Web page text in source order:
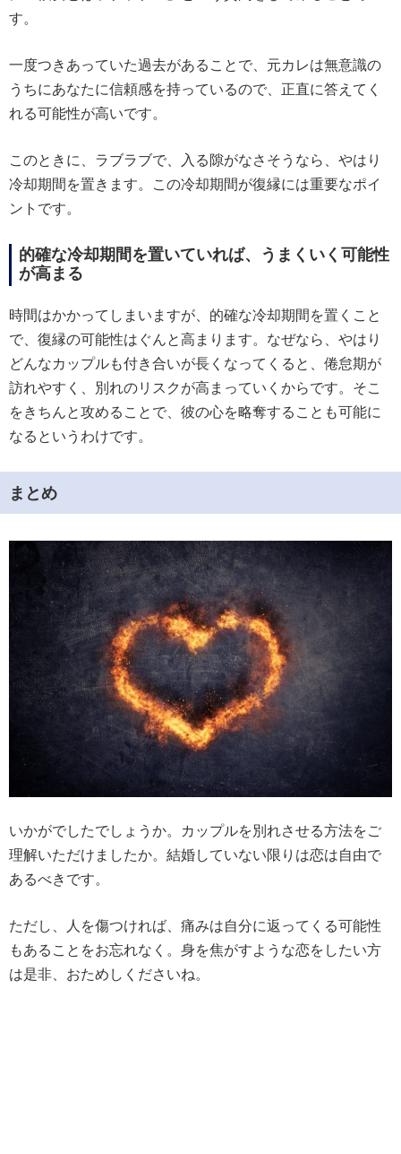
す。
一度つきあっていた過去があることで、元カレは無意識の
うちにあなたに信頼感を持っているので、正直に答えてく
れる可能性が高いです。
このときに、ラブラブで、入る隙がなさそうなら、やはり
冷却期間を置きます。この冷却期間が復縁には重要なポイ
ントです。
的確な冷却期間を置いていれば、うまくいく可能性
が高まる
時間はかかってしまいますが、的確な冷却期間を置くこと
で、復縁の可能性はぐんと高まります。なぜなら、やはり
どんなカップルも付き合いが長くなってくると、倦怠期が
訪れやすく、別れのリスクが高まっていくからです。そこ
をきちんと攻めることで、彼の心を略奪することも可能に
なるというわけです。
まとめ
いかがでしたでしょうか。カップルを別れさせる方法をご
理解いただけましたか。結婚していない限りは恋は自由で
あるべきです。
ただし、人を傷つければ、痛みは自分に返ってくる可能性
もあることをお忘れなく。身を焦がすような恋をしたい方
は是非、おためしくださいね。